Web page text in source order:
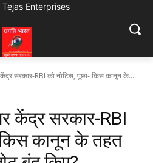
Enterprises
केंद्र सरकार-RBI को नोटिस, पूछा- किस कानून के...
केंद्र सरकार-RBI
किस कानून के तहत